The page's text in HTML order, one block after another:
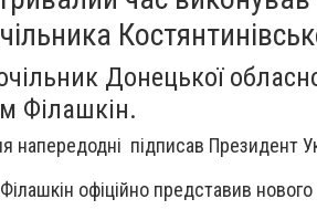
Донецької
Філашкін.
напередодні підписав Президент
офіційно представив